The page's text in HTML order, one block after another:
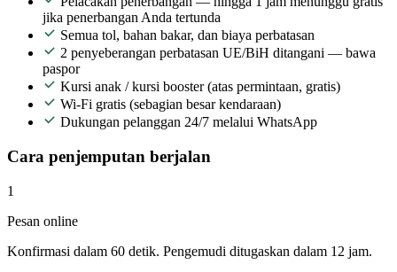
jika penerbangan Anda tertunda
Semua tol, bahan bakar, dan biaya perbatasan
2 penyeberangan perbatasan UE/BiH ditangani — bawa
paspor
Kursi anak / kursi booster (atas permintaan, gratis)
Wi-Fi gratis (sebagian besar kendaraan)
Dukungan pelanggan 24/7 melalui WhatsApp
Cara penjemputan berjalan
1
Pesan online
Konfirmasi dalam 60 detik. Pengemudi ditugaskan dalam 12 jam.